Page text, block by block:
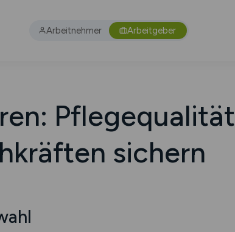
Arbeitnehmer Arbeitgeber
Pflegequalität
sichern